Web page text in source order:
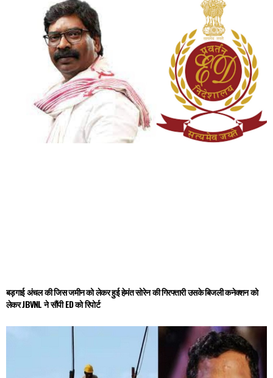
बड़गाई अंचल की जिस जमीन को लेकर हुई हेमंत सोरेन की गिरफ्तारी उसके बिजली कनेक्शन को
लेकर JBVNL ने सौंपी ED को रिपोर्ट